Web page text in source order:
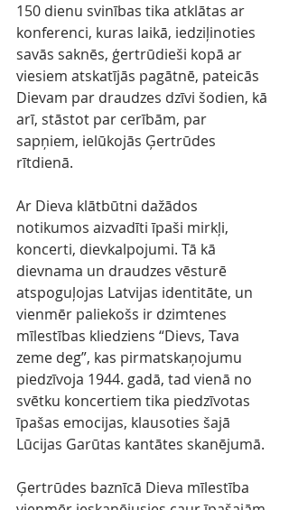
150 dienu svinības tika atklātas ar
konferenci, kuras laikā, iedziļinoties
savās saknēs, ģertrūdieši kopā ar
viesiem atskatījās pagātnē, pateicās
Dievam par draudzes dzīvi šodien, kā
arī, stāstot par cerībām, par
sapņiem, ielūkojās Ģertrūdes
rītdienā.
Ar Dieva klātbūtni dažādos
notikumos aizvadīti īpaši mirkļi,
koncerti, dievkalpojumi. Tā kā
dievnama un draudzes vēsturē
atspoguļojas Latvijas identitāte, un
vienmēr paliekošs ir dzimtenes
mīlestības kliedziens “Dievs, Tava
zeme deg”, kas pirmatskaņojumu
piedzīvoja 1944. gadā, tad vienā no
svētku koncertiem tika piedzīvotas
īpašas emocijas, klausoties šajā
Lūcijas Garūtas kantātes skanējumā.
Ģertrūdes baznīcā Dieva mīlestība